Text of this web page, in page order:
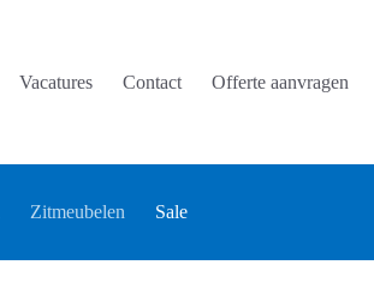
Vacatures Contact Offerte aanvragen
Zitmeubelen Sale